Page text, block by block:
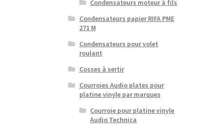
Condensateurs moteur à fils
Condensateurs papier RIFA PME
271 M
Condensateurs pour volet
roulant
Cosses à sertir
Courroies Audio plates pour
platine vinyle par marques
Courroie pour platine vinyle
Audio Technica